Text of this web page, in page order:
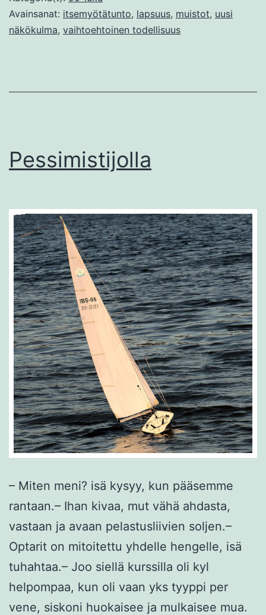
Avainsanat: itsemyötätunto, lapsuus, muistot, uusi
näkökulma, vaihtoehtoinen todellisuus
Pessimistijolla
– Miten meni? isä kysyy, kun pääsemme
rantaan.– Ihan kivaa, mut vähä ahdasta,
vastaan ja avaan pelastusliivien soljen.–
Optarit on mitoitettu yhdelle hengelle, isä
tuhahtaa.– Joo siellä kurssilla oli kyl
helpompaa, kun oli vaan yks tyyppi per
vene, siskoni huokaisee ja mulkaisee mua.